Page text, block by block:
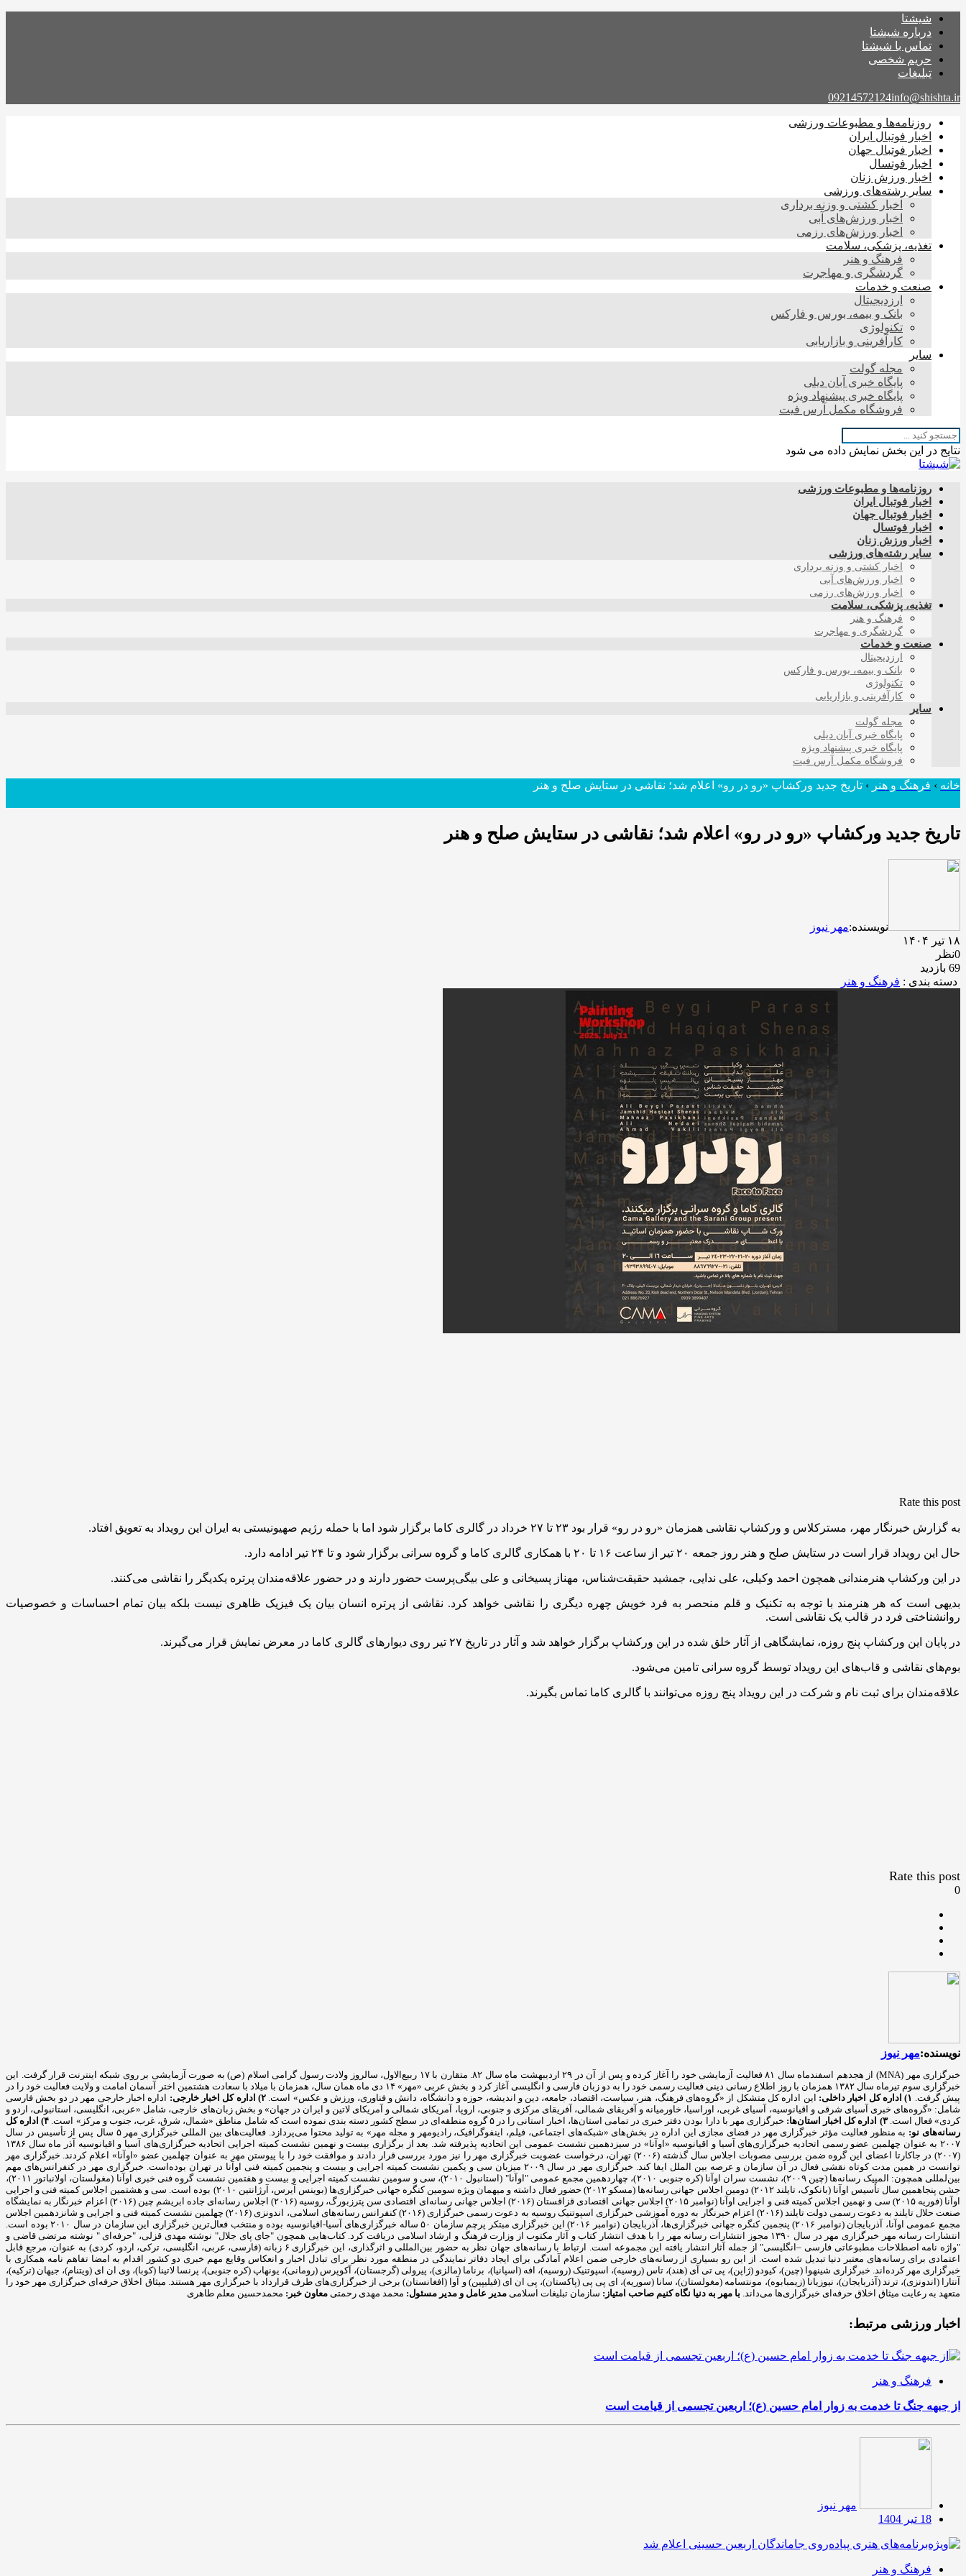
شیشتا
درباره شیشتا
تماس با شیشتا
حریم شخصی
تبلیغات
09214572124info@shishta.ir
روزنامه‌ها و مطبوعات ورزشی
اخبار فوتبال ایران
اخبار فوتبال جهان
اخبار فوتسال
اخبار ورزش زنان
سایر رشته‌های ورزشی
اخبار کشتی و وزنه برداری
اخبار ورزش‌های آبی
اخبار ورزش‌های رزمی
تغذیه، پزشکی، سلامت
فرهنگ و هنر
گردشگری و مهاجرت
صنعت و خدمات
ارزدیجیتال
بانک و بیمه، بورس و فارکس
تکنولوژی
کارآفرینی و بازاریابی
سایر
مجله گولت
پایگاه خبری آبان دیلی
پایگاه خبری پیشنهاد ویژه
فروشگاه مکمل آرس فیت
نتایج در این بخش نمایش داده می شود
روزنامه‌ها و مطبوعات ورزشی
اخبار فوتبال ایران
اخبار فوتبال جهان
اخبار فوتسال
اخبار ورزش زنان
سایر رشته‌های ورزشی
اخبار کشتی و وزنه برداری
اخبار ورزش‌های آبی
اخبار ورزش‌های رزمی
تغذیه، پزشکی، سلامت
فرهنگ و هنر
گردشگری و مهاجرت
صنعت و خدمات
ارزدیجیتال
بانک و بیمه، بورس و فارکس
تکنولوژی
کارآفرینی و بازاریابی
سایر
مجله گولت
پایگاه خبری آبان دیلی
پایگاه خبری پیشنهاد ویژه
فروشگاه مکمل آرس فیت
خانه › فرهنگ و هنر › تاریخ جدید ورکشاپ «رو در رو» اعلام شد؛ نقاشی در ستایش صلح و هنر
تاریخ جدید ورکشاپ «رو در رو» اعلام شد؛ نقاشی در ستایش صلح و هنر
نویسنده:مهر نیوز
۱۸ تیر ۱۴۰۴
0نظر
69 بازدید
دسته بندی : فرهنگ و هنر
Rate this post
به گزارش خبرنگار مهر، مسترکلاس و ورکشاپ نقاشی همزمان «رو در رو» قرار بود ۲۳ تا ۲۷ خرداد در گالری کاما برگزار شود اما با حمله رژیم صهیونیستی به ایران این رویداد به تعویق افتاد.
حال این رویداد قرار است در ستایش صلح و هنر روز جمعه ۲۰ تیر از ساعت ۱۶ تا ۲۰ با همکاری گالری کاما و گروه سرانی برگزار شود و تا ۲۴ تیر ادامه دارد.
در این ورکشاپ هنرمندانی همچون احمد وکیلی، علی ندایی، جمشید حقیقت‌شناس، مهناز پسیخانی و علی بیگی‌پرست حضور دارند و در حضور علاقه‌مندان پرتره یکدیگر را نقاشی می‌کنند.
بدیهی است که هر هنرمند با توجه به تکنیک و قلم منحصر به فرد خویش چهره دیگری را نقاشی خواهد کرد. نقاشی از پرتره انسان بیان یک فیزیک ظاهری نیست بلکه بیان تمام احساسات و خصوصیات
روانشناختی فرد در قالب یک نقاشی است.
در پایان این ورکشاپ پنج روزه، نمایشگاهی از آثار خلق شده در این ورکشاپ برگزار خواهد شد و آثار در تاریخ ۲۷ تیر روی دیوارهای گالری کاما در معرض نمایش قرار می‌گیرند.
بوم‌های نقاشی و قاب‌های این رویداد توسط گروه سرانی تامین می‌شود.
علاقه‌مندان برای ثبت نام و شرکت در این رویداد پنج روزه می‌توانند با گالری کاما تماس بگیرند.
Rate this post
0
نویسنده:مهر نیوز
خبرگزاری مهر (MNA) از هجدهم اسفندماه سال ۸۱ فعالیت آزمایشی خود را آغاز کرده و پس از آن در ۲۹ اردیبهشت ماه سال ۸۲. متقارن با ۱۷ ربیع‌الاول، سالروز ولادت رسول گرامی اسلام (ص) به صورت آزمایشی بر روی شبکه اینترنت قرار گرفت. این
خبرگزاری سوم تیرماه سال ۱۳۸۲ همزمان با روز اطلاع رسانی دینی فعالیت رسمی خود را به دو زبان فارسی و انگلیسی آغاز کرد و بخش عربی «مهر» ۱۴ دی ماه همان سال، همزمان با میلاد با سعادت هشتمین اختر آسمان امامت و ولایت فعالیت خود را در
پیش گرفت. ۱) اداره کل اخبار داخلی: این اداره کل متشکل از «گروه‌های فرهنگ، هنر، سیاست، اقتصاد، جامعه، دین و اندیشه، حوزه و دانشگاه، دانش و فناوری، ورزش و عکس» است.۲) اداره کل اخبار خارجی:
اداره اخبار خارجی مهر در دو بخش فارسی
شامل: «گروه‌های خبری آسیای شرقی و اقیانوسیه، آسیای غربی، اوراسیا، خاورمیانه و آفریقای شمالی، آفریقای مرکزی و جنوبی، اروپا، آمریکای شمالی و آمریکای لاتین و ایران در جهان» و بخش زبان‌های خارجی، شامل «عربی، انگلیسی، استانبولی، اردو و
کردی» فعال است.۳) اداره کل اخبار استان‌ها: خبرگزاری مهر با دارا بودن دفتر خبری در تمامی استان‌ها، اخبار استانی را در ۵ گروه منطقه‌ای در سطح کشور دسته بندی نموده است که شامل مناطق «شمال، شرق، غرب، جنوب و مرکز» است.
۴) اداره کل
رسانه‌های نو:
به منظور فعالیت مؤثر خبرگزاری مهر در فضای مجازی این اداره در بخش‌های «شبکه‌های اجتماعی، فیلم، اینفوگرافیک، رادیومهر و مجله مهر» به تولید محتوا می‌پردازد. فعالیت‌های بین المللی خبرگزاری مهر ۵ سال پس از تأسیس در سال
۲۰۰۷ به عنوان چهلمین عضو رسمی اتحادیه خبرگزاری‌های آسیا و اقیانوسیه «اوآنا» در سیزدهمین نشست عمومی این اتحادیه پذیرفته شد. بعد از برگزاری بیست و نهمین نشست کمیته اجرایی اتحادیه خبرگزاری‌های آسیا و اقیانوسیه آذر ماه سال ۱۳۸۶
(۲۰۰۷) در جاکارتا اعضای این گروه ضمن بررسی مصوبات اجلاس سال گذشته (۲۰۰۶) تهران، درخواست عضویت خبرگزاری مهر را نیز مورد بررسی قرار دادند و موافقت خود را با پیوستن مهر به عنوان چهلمین عضو «اوآنا» اعلام کردند. خبرگزاری مهر
توانست در همین مدت کوتاه نقشی فعال در آن سازمان و عرصه بین الملل ایفا کند. خبرگزاری مهر در سال ۲۰۰۹ میزبان سی و یکمین نشست کمیته اجرایی و بیست و پنجمین کمیته فنی اوآنا در تهران بوده‌است. خبرگزاری مهر در کنفرانس‌های مهم
بین‌لمللی همچون: المپیک رسانه‌ها (چین ۲۰۰۹)، نشست سران اوآنا (کره جنوبی ۲۰۱۰)، چهاردهمین مجمع عمومی "اوآنا" (استانبول ۲۰۱۰)، سی و سومین نشست کمیته اجرایی و بیست و هفتمین نشست گروه فنی خبری اوآنا (مغولستان، اولانباتور ۲۰۱۱)،
جشن پنجاهمین سال تأسیس اوآنا (بانکوک، تایلند ۲۰۱۲) دومین اجلاس جهانی رسانه‌ها (مسکو ۲۰۱۲) حضور فعال داشته و میهمان ویژه سومین کنگره جهانی خبرگزاری‌ها (بوینس آیرس، آرژانتین ۲۰۱۰) بوده است. سی و هشتمین اجلاس کمیته فنی و اجرایی
اوآنا (فوریه ۲۰۱۵) سی و نهمین اجلاس کمیته فنی و اجرایی اوآنا (نوامبر ۲۰۱۵) اجلاس جهانی اقتصادی قزاقستان (۲۰۱۶) اجلاس جهانی رسانه‌ای اقتصادی سن پترزبورگ، روسیه (۲۰۱۶) اجلاس رسانه‌ای جاده ابریشم چین (۲۰۱۶) اعزام خبرنگار به نمایشگاه
صنعت حلال تایلند به دعوت رسمی دولت تایلند (۲۰۱۶) اعزام خبرنگار به دوره آموزشی خبرگزاری اسپوتنیک روسیه به دعوت رسمی خبرگزاری (۲۰۱۶) کنفرانس رسانه‌های اسلامی، اندونزی (۲۰۱۶) چهلمین نشست کمیته فنی و اجرایی و شانزدهمین اجلاس
مجمع عمومی اوآنا، آذربایجان (نوامبر ۲۰۱۶) پنجمین کنگره جهانی خبرگزاری‌ها، آذربایجان (نوامبر ۲۰۱۶) این خبرگزاری مبتکر پرچم سازمان ۵۰ ساله خبرگزاری‌های آسیا-اقیانوسیه بوده و منتخب فعال‌ترین خبرگزاری این سازمان در سال ۲۰۱۰ بوده است.
انتشارات رسانه مهر خبرگزاری مهر در سال ۱۳۹۰ مجوز انتشارات رسانه مهر را با هدف انتشار کتاب و آثار مکتوب از وزارت فرهنگ و ارشاد اسلامی دریافت کرد. کتاب‌هایی همچون "جای پای جلال" نوشته مهدی قزلی، "حرفه‌ای " نوشته مرتضی قاضی و
"واژه نامه اصطلاحات مطبوعاتی فارسی –انگلیسی" از جمله آثار انتشار یافته این مجموعه است. ارتباط با رسانه‌های جهان نظر به حضور بین‌المللی و اثرگذاری، این خبرگزاری ۶ زبانه (فارسی، عربی، انگلیسی، ترکی، اردو، کردی) به عنوان، مرجع قابل
اعتمادی برای رسانه‌های معتبر دنیا تبدیل شده است. از این رو بسیاری از رسانه‌های خارجی ضمن اعلام آمادگی برای ایجاد دفاتر نمایندگی در منطقه مورد نظر برای تبادل اخبار و انعکاس وقایع مهم خبری دو کشور اقدام به امضا تفاهم نامه همکاری با
خبرگزاری مهر کرده‌اند. خبرگزاری شینهوا (چین)، کیودو (ژاپن)، پی تی آی (هند)، تاس (روسیه)، اسپوتنیک (روسیه)، افه (اسپانیا)، برناما (مالزی)، پیرولی (گرجستان)، آکوپرس (رومانی)، یونهاپ (کره جنوبی)، پرنسا لاتینا (کوبا)، وی ان ای (ویتنام)، جیهان (ترکیه)،
آنتارا (اندونزی)، ترند (آذربایجان)، نیوزیانا (زیمبابوه)، مونتسامه (مغولستان)، سانا (سوریه)، ای پی پی (پاکستان)، پی ان ای (فیلیپین) و آوا (افغانستان) برخی از خبرگزاری‌های طرف قرارداد با خبرگزاری مهر هستند. میثاق اخلاق حرفه‌ای خبرگزاری مهر خود را
متعهد به رعایت میثاق اخلاق حرفه‌ای خبرگزاری‌ها می‌داند. با مهر به دنیا نگاه کنیم صاحب امتیاز: سازمان تبلیغات اسلامی مدیر عامل و مدیر مسئول: محمد مهدی رحمتی معاون خبر: محمدحسین معلم طاهری
اخبار ورزشی مرتبط:
فرهنگ و هنر
از جبهه جنگ تا خدمت به زوار امام حسین (ع)؛ اربعین تجسمی از قیامت است
مهر نیوز
18 تیر 1404
فرهنگ و هنر